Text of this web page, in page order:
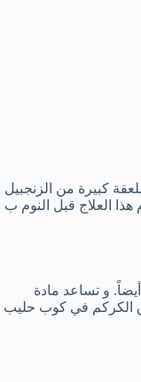
كبيرة من الزنجبيل
العلاج قبل النوم ب
و تساعد مادة
الكركم في كوب حليب